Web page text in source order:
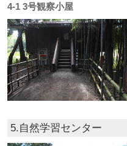
4-1 3号観察小屋
5.自然学習センター